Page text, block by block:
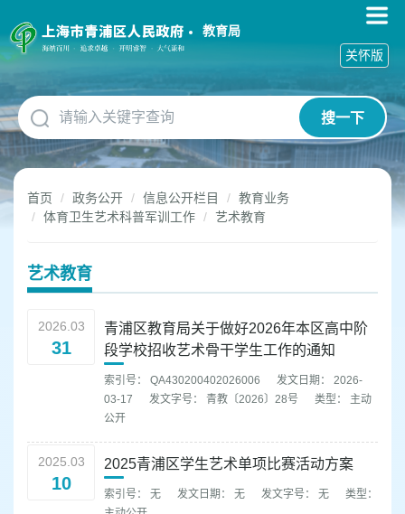
障
碍
作
说
明
跳
到
网
教育局
搜一下
关怀版
首页 政务公开 信息公开栏目
教育业务
体育卫生艺术科普军训工作
艺术教育
艺术教育
2026.03
31
青浦区教育局关于做好2026年本区高中阶
段学校招收艺术骨干学生工作的通知
索引号： QA430200402026006
发文日期： 2026-
03-17
发文字号： 青教〔2026〕28号
类型： 主动
公开
2025.03
10
2025青浦区学生艺术单项比赛活动方案
索引号： 无 发文日期： 无 发文字号： 无
类型：